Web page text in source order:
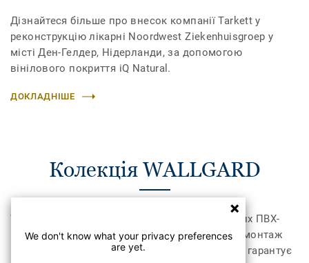
Дізнайтеся більше про внесок компанії Tarkett у
реконструкцію лікарні Noordwest Ziekenhuisgroep у
місті Ден-Гелдер, Нідерланди, за допомогою
вінілового покриття iQ Natural.
ДОКЛАДНІШЕ
Колекція WALLGARD
Wallgard – колекція високоякісних гомогенних ПВХ-
покриттів для стін. Абсолютно герметичний монтаж
цих покриттів методом гарячого зварювання гарантує
We don't know what your privacy preferences
are yet.